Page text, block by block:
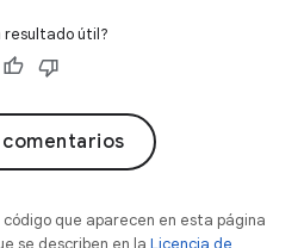
resultado útil?
comentarios
que aparecen en esta página
se describen en la Licencia de